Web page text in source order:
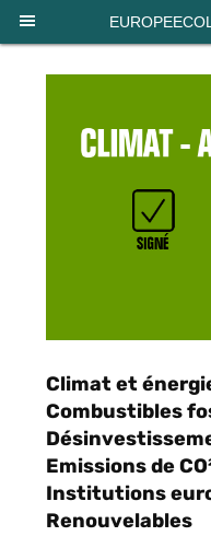
Climat et
Combustibles
Emissions de
Institutions
Renouvelables